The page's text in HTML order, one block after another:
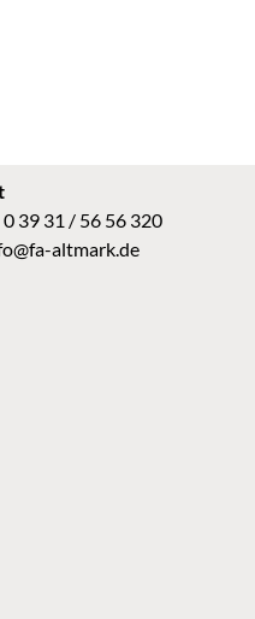
0 39 31 / 56 56 320
altmark.de